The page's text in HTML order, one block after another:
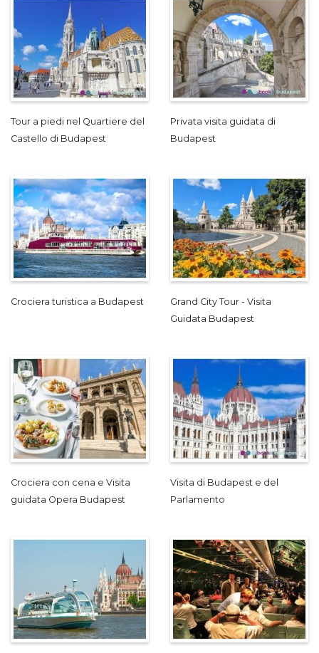
Tour a piedi nel Quartiere del
Castello di Budapest
Privata visita guidata di
Budapest
Crociera turistica a Budapest
Grand City Tour - Visita
Guidata Budapest
Crociera con cena e Visita
guidata Opera Budapest
Visita di Budapest e del
Parlamento